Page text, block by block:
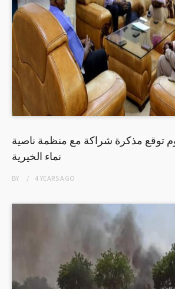
توقع مذكرة شراكة مع منظمة ناصية
نماء الخيرية
BY 4 YEARSAGO